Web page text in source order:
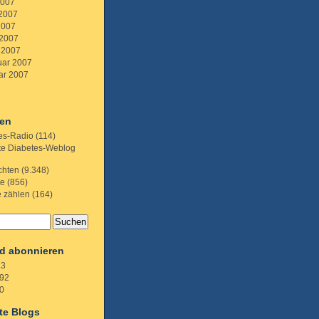
2007
2007
Radio (114)
Diabetes-Weblog
(9.348)
(856)
zählen (164)
abonnieren
Blogs